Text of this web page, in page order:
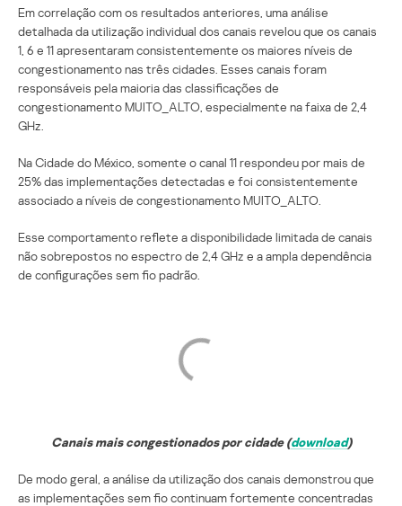
Em correlação com os resultados anteriores, uma análise
detalhada da utilização individual dos canais revelou que os canais
1, 6 e 11 apresentaram consistentemente os maiores níveis de
congestionamento nas três cidades. Esses canais foram
responsáveis pela maioria das classificações de
congestionamento MUITO_ALTO, especialmente na faixa de 2,4
GHz.
Na Cidade do México, somente o canal 11 respondeu por mais de
25% das implementações detectadas e foi consistentemente
associado a níveis de congestionamento MUITO_ALTO.
Esse comportamento reflete a disponibilidade limitada de canais
não sobrepostos no espectro de 2,4 GHz e a ampla dependência
de configurações sem fio padrão.
Canais mais congestionados por cidade (download)
De modo geral, a análise da utilização dos canais demonstrou que
as implementações sem fio continuam fortemente concentradas